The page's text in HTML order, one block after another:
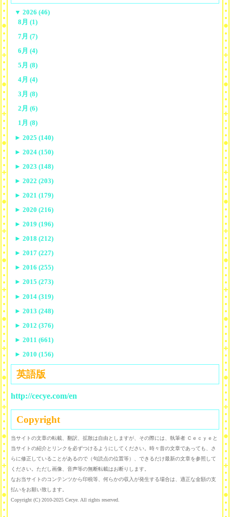
▼ 2026 (46)
8月 (1)
7月 (7)
6月 (4)
5月 (8)
4月 (4)
3月 (8)
2月 (6)
1月 (8)
► 2025 (140)
► 2024 (150)
► 2023 (148)
► 2022 (203)
► 2021 (179)
► 2020 (216)
► 2019 (196)
► 2018 (212)
► 2017 (227)
► 2016 (255)
► 2015 (273)
► 2014 (319)
► 2013 (248)
► 2012 (376)
► 2011 (661)
► 2010 (156)
英語版
http://cecye.com/en
Copyright
当サイトの文章の転載、翻訳、拡散は自由としますが、その際には、執筆者 Ｃｅｃｙｅと
当サイトの紹介とリンクを必ずつけるようにしてください。時々昔の文章であっても、さ
らに修正していることがあるので（句読点の位置等）、できるだけ最新の文章を参照して
ください。ただし画像、音声等の無断転載はお断りします。
なお当サイトのコンテンツから印税等、何らかの収入が発生する場合は、適正な金額の支
払いをお願い致します。
Copyright (C) 2010-2025 Cecye. All rights reserved.